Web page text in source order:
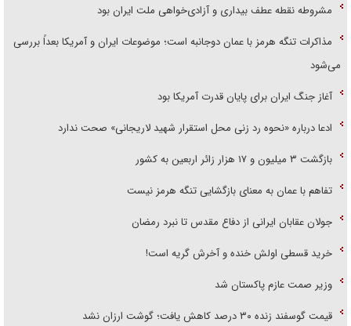
مشروطه نقطه عطف بیداری و آزادی‌خواهی ملت ایران بود
مذاکرات تنگه هرمز با عمان دوجانبه است؛ موضوعات ایران و آمریکا بعداً بررسی
می‌شود
آغاز جنگ ایران برای پایان قدرت آمریکا بود
ادعا درباره «نحوه رد زنی محل استقرار شهید لاریجانی» صحت ندارد
بازگشت ۳ میلیون و ۱۷ هزار زائر اربعین به کشور
تفاهم با عمان به معنای بازگشایی تنگه هرمز نیست
جولان عقابان ایرانی از دفاع مقدس تا نبرد رمضان
خرید قسطی اولش خنده و آخرش گریه است!
وزیر صمت عازم پاکستان شد
قیمت گوسفند زنده ۳۰ درصد کاهش یافت؛ گوشت ارزان نشد